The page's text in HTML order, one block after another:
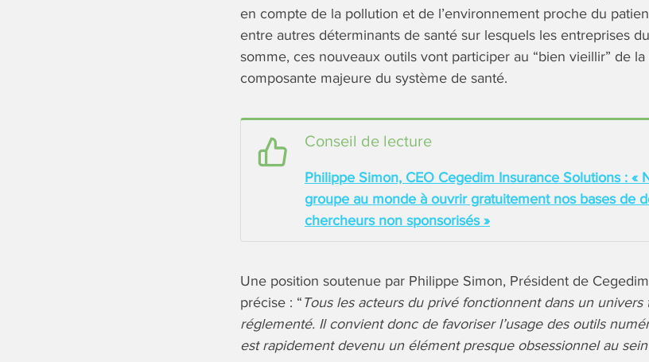
en compte de la pollution et de l’environnement proche du
entre autres déterminants de santé sur lesquels les entreprises
somme, ces nouveaux outils vont participer au “bien vieillir” de
composante majeure du système de santé.
Conseil de lecture
Philippe Simon, CEO Cegedim Insurance Solutions : «
groupe au monde à ouvrir gratuitement nos bases de
chercheurs non sponsorisés »
Une position soutenue par Philippe Simon, Président de
précise : “ Tous les acteurs du privé fonctionnent dans un
réglementé. Il convient donc de favoriser l’usage des outils
est rapidement devenu un élément presque obsessionnel au